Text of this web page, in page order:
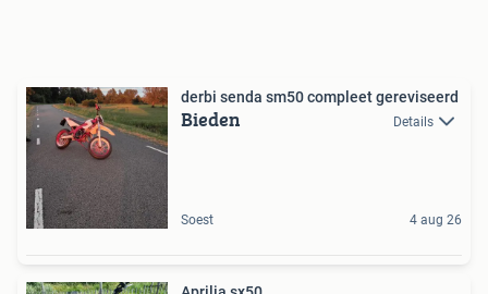
derbi senda sm50 compleet gereviseerd
Bieden Details
Soest 4 aug 26